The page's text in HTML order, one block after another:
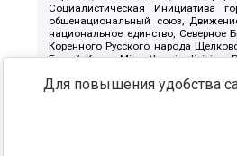
Социалистическая Инициатива
общенациональный союз,
национальное единство, Северное
Коренного Русского народа
Белый Крест, Misanthropic division,
Артподготовка, Штольц, В честь
Крю, Союз Славянских Сил Руси,
Патриотический клуб-
Для повышения удобства